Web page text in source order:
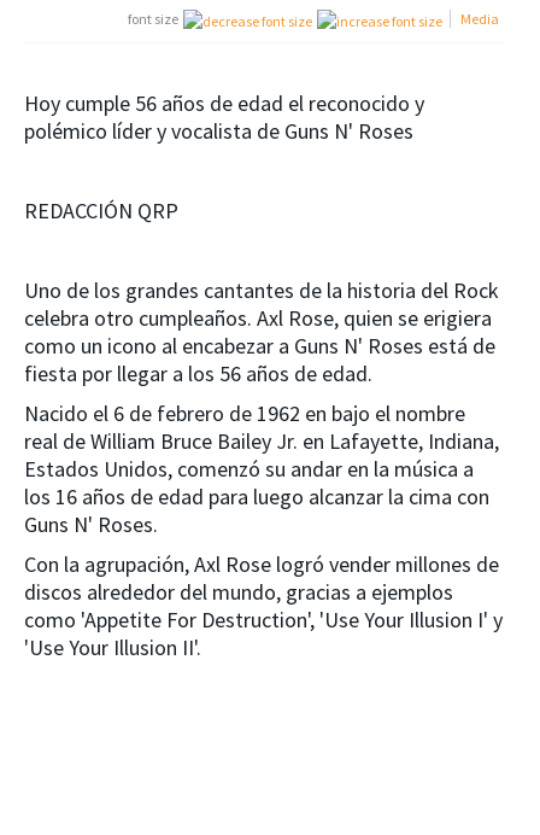
font size Media
Hoy cumple 56 años de edad el reconocido y
polémico líder y vocalista de Guns N' Roses
REDACCIÓN QRP
Uno de los grandes cantantes de la historia del Rock
celebra otro cumpleaños. Axl Rose, quien se erigiera
como un icono al encabezar a Guns N' Roses está de
fiesta por llegar a los 56 años de edad.
Nacido el 6 de febrero de 1962 en bajo el nombre
real de William Bruce Bailey Jr. en Lafayette, Indiana,
Estados Unidos, comenzó su andar en la música a
los 16 años de edad para luego alcanzar la cima con
Guns N' Roses.
Con la agrupación, Axl Rose logró vender millones de
discos alrededor del mundo, gracias a ejemplos
como 'Appetite For Destruction', 'Use Your Illusion I' y
'Use Your Illusion II'.